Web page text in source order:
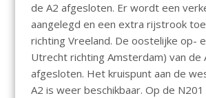
de A2 afgesloten. Er wordt een
aangelegd en een extra rijstrook
richting Vreeland. De oostelijke op-
Utrecht richting Amsterdam) van de
afgesloten. Het kruispunt aan de
A2 is weer beschikbaar. Op de